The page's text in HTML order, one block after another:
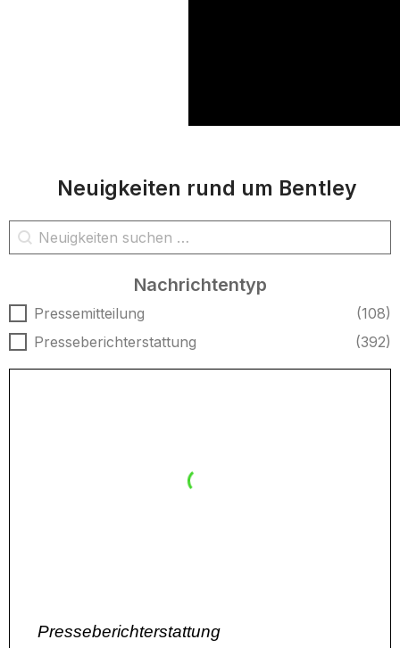
Neuigkeiten rund um Bentley
Nachrichtensuche
Inhalt suchen
Nachrichtentyp
Nachrichtentyp
Pressemitteilung
(108)
Presseberichterstattung
(392)
Presseberichterstattung